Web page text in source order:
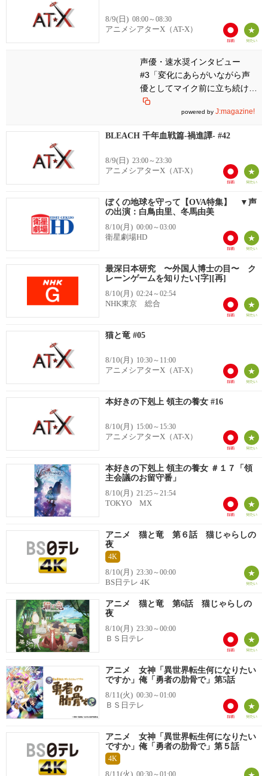
8/9(日) 08:00～08:30
アニメシアターX（AT-X）
声優・速水奨インタビュー
#3「変化にあらがいながら声
優としてマイク前に立ち続けた
い」
powered by J:magazine!
BLEACH 千年血戦篇-禍進譚- #42
8/9(日) 23:00～23:30
アニメシアターX（AT-X）
ぼくの地球を守って【OVA特集】 ▼声
の出演：白鳥由里、冬馬由美
8/10(月) 00:00～03:00
衛星劇場HD
最深日本研究 〜外国人博士の目〜 ク
レーンゲームを知りたい[字][再]
8/10(月) 02:24～02:54
NHK東京 総合
猫と竜 #05
8/10(月) 10:30～11:00
アニメシアターX（AT-X）
本好きの下剋上 領主の養女 #16
8/10(月) 15:00～15:30
アニメシアターX（AT-X）
本好きの下剋上 領主の養女 ＃１７「領
主会議のお留守番」
8/10(月) 21:25～21:54
TOKYO MX
アニメ 猫と竜 第６話 猫じゃらしの
夜
4K
8/10(月) 23:30～00:00
BS日テレ 4K
アニメ 猫と竜 第6話 猫じゃらしの
夜
8/10(月) 23:30～00:00
ＢＳ日テレ
アニメ 女神「異世界転生何になりたい
ですか」俺「勇者の肋骨で」第5話
8/11(火) 00:30～01:00
ＢＳ日テレ
アニメ 女神「異世界転生何になりたい
ですか」俺「勇者の肋骨で」第５話
4K
8/11(火)